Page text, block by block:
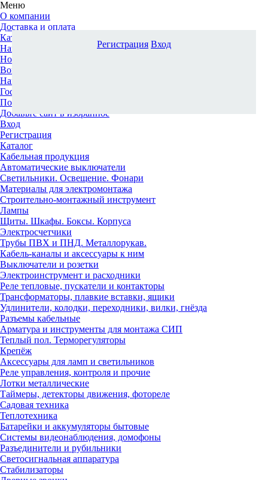
Меню
О компании
Доставка и оплата
Каталог
Наши офисы
Новости и новинки
Вопрос-ответ
Наша команда
Гос. заказчикам
Поставщикам
Добавьте сайт в избранное
Вход
Регистрация
Каталог
Кабельная продукция
Автоматические выключатели
Светильники. Освещение. Фонари
Материалы для электромонтажа
Строительно-монтажный инструмент
Лампы
Щиты. Шкафы. Боксы. Корпуса
Электросчетчики
Трубы ПВХ и ПНД. Металлорукав.
Кабель-каналы и аксессуары к ним
Выключатели и розетки
Электроинструмент и расходники
Реле тепловые, пускатели и контакторы
Трансформаторы, плавкие вставки, ящики
Удлинители, колодки, переходники, вилки, гнёзда
Разъемы кабельные
Арматура и инструменты для монтажа СИП
Теплый пол. Терморегуляторы
Крепёж
Аксессуары для ламп и светильников
Реле управления, контроля и прочие
Лотки металлические
Таймеры, детекторы движения, фотореле
Садовая техника
Теплотехника
Батарейки и аккумуляторы бытовые
Системы видеонаблюдения, домофоны
Разъединители и рубильники
Светосигнальная аппаратура
Стабилизаторы
Регистрация Вход